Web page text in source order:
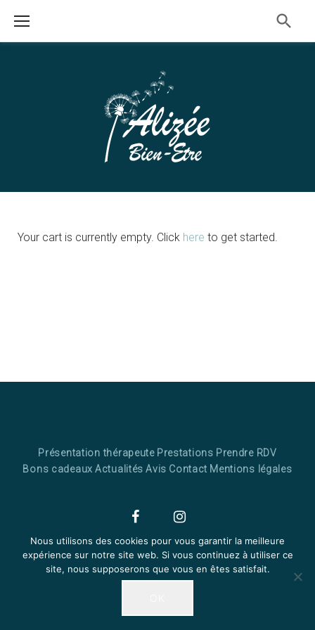
CHECKOUT
Your cart is currently empty. Click here to get started.
Présentation thérapeute Prestations Prendre RDV
Bons cadeaux Actualités Avis Contact Mentions légales
FacebookInstagram
© 2026 Tous droits réservés - Conception & réalisation :
Nous utilisons des cookies pour vous garantir la meilleure
expérience sur notre site web. Si vous continuez à utiliser ce
site, nous supposerons que vous en êtes satisfait.